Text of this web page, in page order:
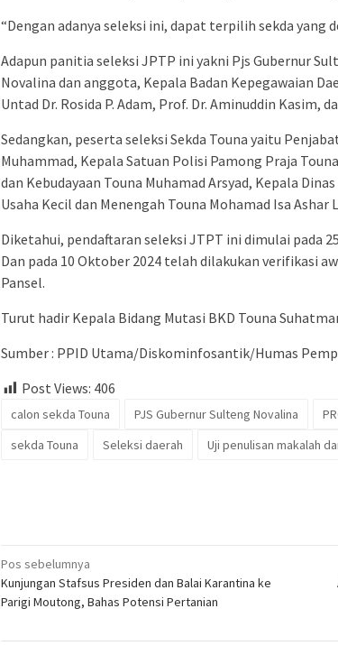
“Dengan adanya seleksi ini, dapat terpilih sekda yang
Adapun panitia seleksi JPTP ini yakni Pjs Gubernur
Novalina dan anggota, Kepala Badan Kepegawaian
Untad Dr. Rosida P. Adam, Prof. Dr. Aminuddin Kasim,
Sedangkan, peserta seleksi Sekda Touna yaitu
Muhammad, Kepala Satuan Polisi Pamong Praja
dan Kebudayaan Touna Muhamad Arsyad, Kepala
Usaha Kecil dan Menengah Touna Mohamad Isa Ashar
Diketahui, pendaftaran seleksi JTPT ini dimulai pada
Dan pada 10 Oktober 2024 telah dilakukan verifikasi
Pansel.
Turut hadir Kepala Bidang Mutasi BKD Touna
Sumber : PPID Utama/Diskominfosantik/Humas
Post Views: 406
calon sekda Touna PJS Gubernur Sulteng Novalina
sekda Touna
Seleksi daerah Uji penulisan makalah
Navigasi
pos
Pos sebelumnya
Kunjungan Stafsus Presiden dan Balai Karantina ke
Parigi Moutong, Bahas Potensi Pertanian